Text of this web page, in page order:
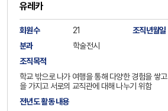
유레카
회원수 21 조직년월일
분과
학술전시
조직목적
학교 밖으로 나가 여행을 통해 다양한 경험을 쌓
을 가지고 서로의 교직관에 대해 나누기 위함
전년도 활동 내용